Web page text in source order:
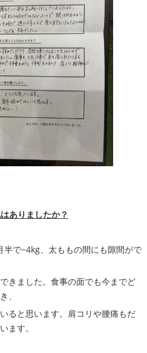
ありましたか？
で−4kg、太ももの間にも隙間がで
きました。食事の面でも今までど
、
ると思います。肩コリや腰痛もだ
ます。